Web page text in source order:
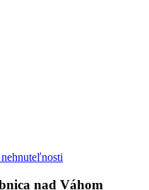
nad Váhom